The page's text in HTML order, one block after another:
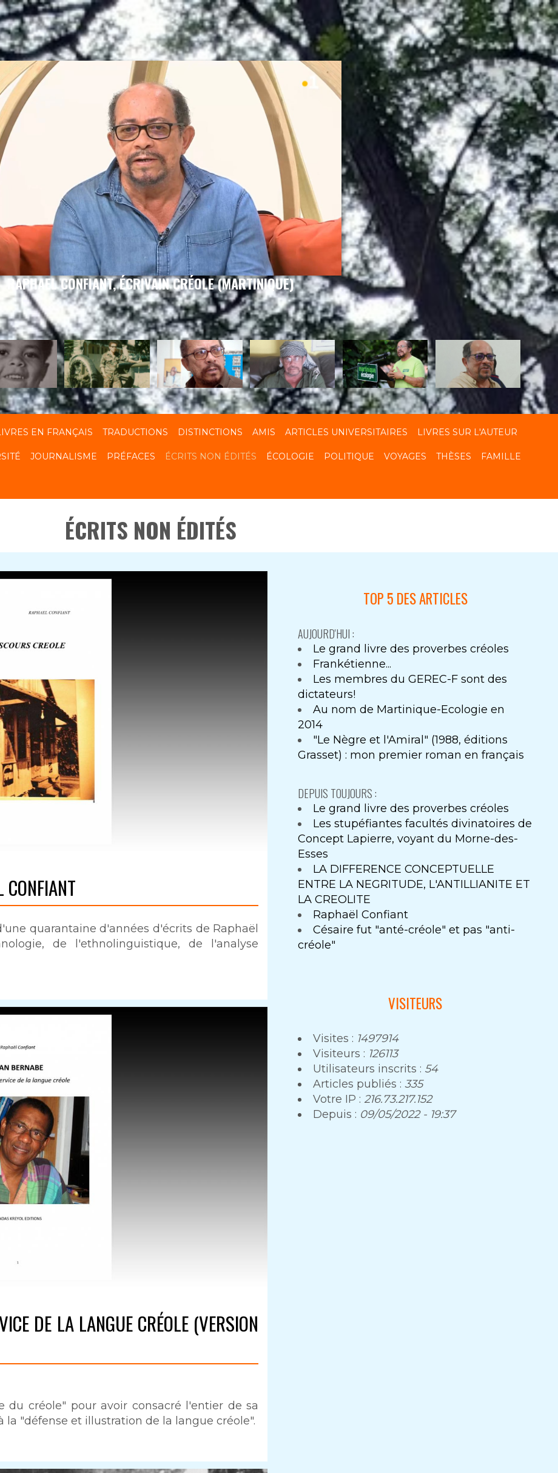
RAPHAEL CONFIANT, ÉCRIVAIN CRÉOLE (MARTINIQUE)
EN FRANÇAIS TRADUCTIONS DISTINCTIONS AMIS ARTICLES UNIVERSITAIRES LIVRES SUR L'AUTEUR
JOURNALISME PRÉFACES ÉCRITS NON ÉDITÉS ÉCOLOGIE POLITIQUE VOYAGES THÈSES FAMILLE
ÉCRITS NON ÉDITÉS
CONFIANT
quarantaine d'années d'écrits de Raphaël
de l'ethnolinguistique, de l'analyse
DE LA LANGUE CRÉOLE (VERSION
créole" pour avoir consacré l'entier de sa
"défense et illustration de la langue créole".
TOP 5 DES ARTICLES
AUJOURD'HUI :
Le grand livre des proverbes créoles
Frankétienne...
Les membres du GEREC-F sont des
dictateurs!
Au nom de Martinique-Ecologie en
2014
"Le Nègre et l'Amiral" (1988, éditions
Grasset) : mon premier roman en français
DEPUIS TOUJOURS :
Le grand livre des proverbes créoles
Les stupéfiantes facultés divinatoires de
Concept Lapierre, voyant du Morne-des-
Esses
LA DIFFERENCE CONCEPTUELLE
ENTRE LA NEGRITUDE, L'ANTILLIANITE ET
LA CREOLITE
Raphaël Confiant
Césaire fut "anté-créole" et pas "anti-
créole"
VISITEURS
Visites : 1497914
Visiteurs : 126113
Utilisateurs inscrits : 54
Articles publiés :335
Votre IP :216.73.217.152
Depuis : 09/05/2022 - 19:37